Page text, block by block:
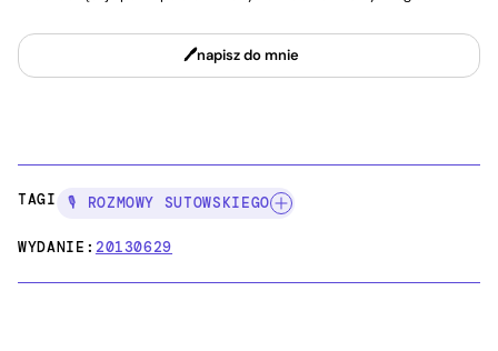
napisz do mnie
TAGI: 🎙️ ROZMOWY SUTOWSKIEGO
WYDANIE:20130629